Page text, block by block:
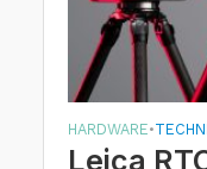
HARDWARE•
Leica